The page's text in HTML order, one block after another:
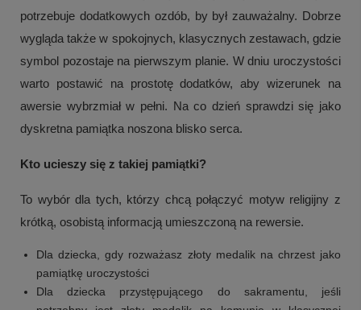
potrzebuje dodatkowych ozdób, by był zauważalny. Dobrze
wygląda także w spokojnych, klasycznych zestawach, gdzie
symbol pozostaje na pierwszym planie. W dniu uroczystości
warto postawić na prostotę dodatków, aby wizerunek na
awersie wybrzmiał w pełni. Na co dzień sprawdzi się jako
dyskretna pamiątka noszona blisko serca.
Kto ucieszy się z takiej pamiątki?
To wybór dla tych, którzy chcą połączyć motyw religijny z
krótką, osobistą informacją umieszczoną na rewersie.
Dla dziecka, gdy rozważasz złoty medalik na chrzest jako
pamiątkę uroczystości
Dla dziecka przystępującego do sakramentu, jeśli